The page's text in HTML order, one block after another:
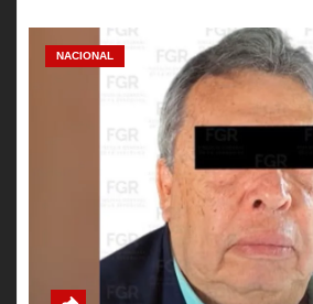
NACIONAL